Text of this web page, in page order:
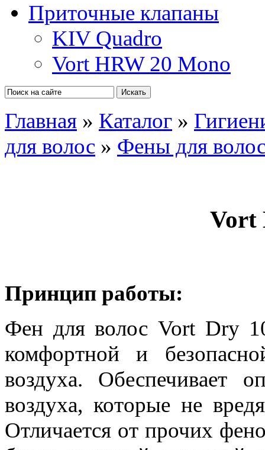
Приточные клапаны
KIV Quadro
Vort HRW 20 Mono
Главная » Каталог »
для волос » Фены для
Vort
Принцип работы:
Фен для волос Vort Dry
комфортной и
воздуха. Обеспечивает
воздуха, которые не
Отличается от прочих